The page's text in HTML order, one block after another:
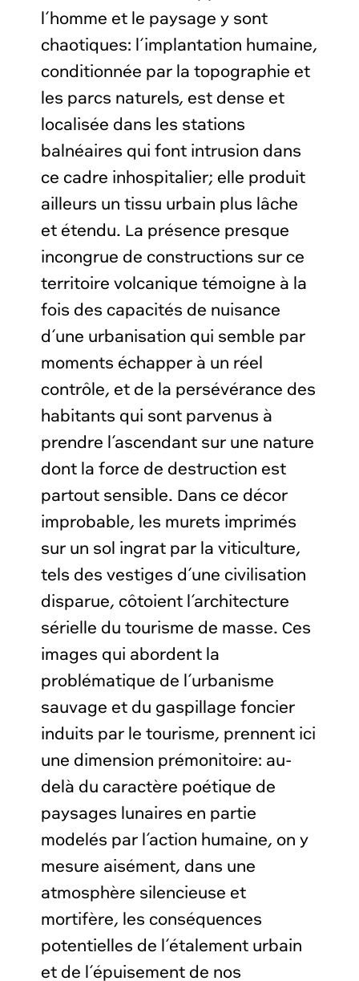
l’homme et le paysage y sont
chaotiques: l’implantation humaine,
conditionnée par la topographie et
les parcs naturels, est dense et
localisée dans les stations
balnéaires qui font intrusion dans
ce cadre inhospitalier ; elle produit
ailleurs un tissu urbain plus lâche
et étendu. La présence presque
incongrue de constructions sur ce
territoire volcanique témoigne à la
fois des capacités de nuisance
d’une urbanisation qui semble par
moments échapper à un réel
contrôle, et de la persévérance des
habitants qui sont parvenus à
prendre l’ascendant sur une nature
dont la force de destruction est
partout sensible. Dans ce décor
improbable, les murets imprimés
sur un sol ingrat par la viticulture,
tels des vestiges d’une civilisation
disparue, côtoient l’architecture
sérielle du tourisme de masse. Ces
images qui abordent la
problématique de l’urbanisme
sauvage et du gaspillage foncier
induits par le tourisme, prennent ici
une dimension prémonitoire: au-
delà du caractère poétique de
paysages lunaires en partie
modelés par l’action humaine, on y
mesure aisément, dans une
atmosphère silencieuse et
mortifère, les conséquences
potentielles de l’étalement urbain
et de l’épuisement de nos